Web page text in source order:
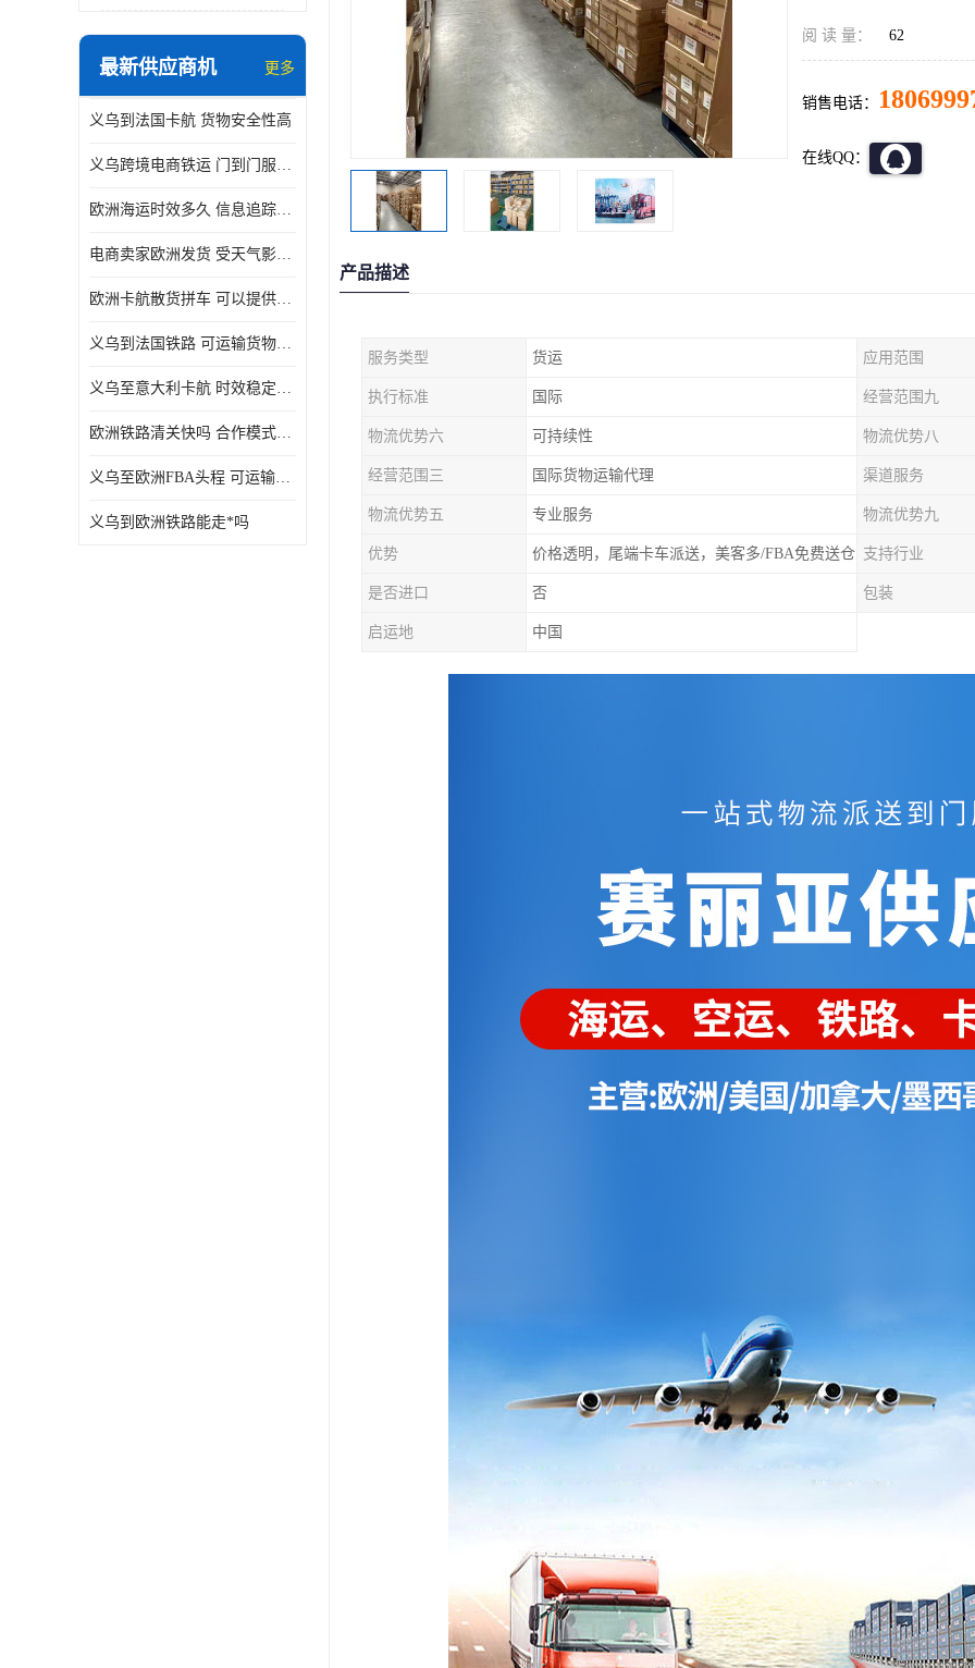
最新供应商机 更多
义乌到法国卡航 货物安全性高
义乌跨境电商铁运 门到门服务便捷
欧洲海运时效多久 信息追踪及时
电商卖家欧洲发货 受天气影响小
欧洲卡航散货拼车 可以提供个性化服务
义乌到法国铁路 可运输货物种类多
义乌至意大利卡航 时效稳定有保障
欧洲铁路清关快吗 合作模式多样
义乌至欧洲FBA头程 可运输货物种类多
义乌到欧洲铁路能走*吗
阅 读 量： 62
销售电话：
在线QQ：
产品描述
服务类型 货运 应用范围
执行标准 国际 经营范围九
物流优势六 可持续性 物流优势八
经营范围三 国际货物运输代理 渠道服务
物流优势五 专业服务 物流优势九
优势 价格透明，尾端卡车派送，美客多/FBA免费送仓 支持行业
是否进口 否 包装
启运地 中国